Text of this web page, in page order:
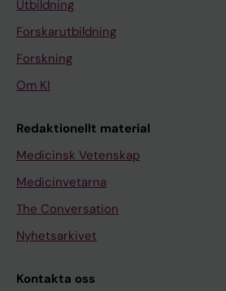
Utbildning
Forskarutbildning
Forskning
Om KI
Redaktionellt material
Medicinsk Vetenskap
Medicinvetarna
The Conversation
Nyhetsarkivet
Kontakta oss